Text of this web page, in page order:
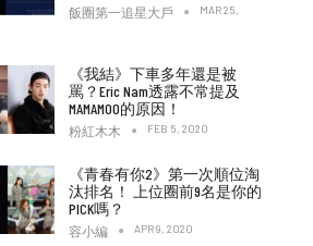
飯圈第一追星大戶
MAR 25,
《我結》下車多年還是被
罵？Eric Nam透露不常提及
MAMAMOO的原因！
粉紅木木 FEB 5, 2020
《青春有你2》第一次順位淘
汰排名！ 上位圈前9名是你的
PICK嗎？
容小編 APR 9, 2020